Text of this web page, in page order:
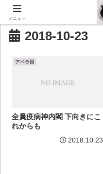
2018-10-23
アベラ国
全員疫病神内閣 下向きにこ
れからも
2018.10.23
メニュー